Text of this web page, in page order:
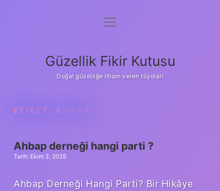
Anasayfa
Yasal Uyarı
menüyü
Güzellik Fikir Kutusu
Doğal güzelliğe ilham veren tüyolar!
ETIKET: AHBAP
Ahbap derneği hangi parti ?
Tarih: Ekim 3, 2025
Ahbap Derneği Hangi Parti? Bir Hikâye